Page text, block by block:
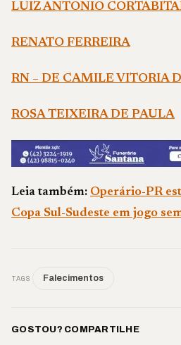
LUIZ ANTONIO
RENATO FERREIRA
RN – DE CAMILE VITORIA
ROSA TEIXEIRA DE PAULA
Leia também: Operário-PR
Copa Sul-Sudeste em jogo
TAGS Falecimentos
GOSTOU? COMPARTILHE